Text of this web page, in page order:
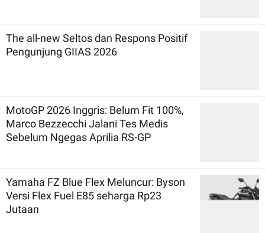
The all-new Seltos dan Respons Positif
Pengunjung GIIAS 2026
MotoGP 2026 Inggris: Belum Fit 100%,
Marco Bezzecchi Jalani Tes Medis
Sebelum Ngegas Aprilia RS-GP
Yamaha FZ Blue Flex Meluncur: Byson
Versi Flex Fuel E85 seharga Rp23
Jutaan